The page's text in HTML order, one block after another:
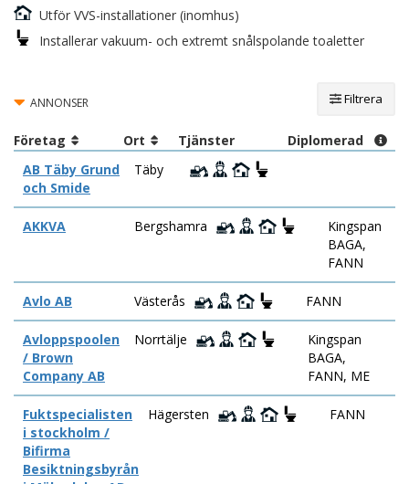
Utför VVS-installationer (inomhus)
Installerar vakuum- och extremt snålspolande toaletter
ANNONSER Filtrera
Företag Ort Tjänster
Diplomerad
AB Täby Grund
och Smide
Täby
AKKVA Bergshamra
Kingspan
BAGA,
FANN
Avlo AB Västerås FANN
Avloppspoolen
/ Brown
Company AB
Norrtälje
Kingspan
BAGA,
FANN, ME
Fuktspecialisten
i stockholm /
Bifirma
Besiktningsbyrån
Hägersten FANN